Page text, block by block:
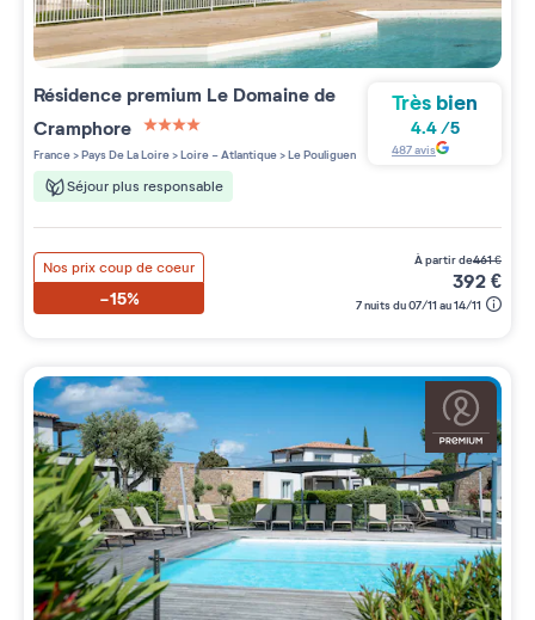
Résidence premium Le Domaine de
Cramphore
4 étoiles sur 5
France>Pays De La Loire>Loire - Atlantique>Le Pouliguen
Séjour plus responsable
Très bien
4.4/5
487avis
Nos prix coup de coeur
-15%
à partir de461€
392€
7 nuits du 07/11 au 14/11